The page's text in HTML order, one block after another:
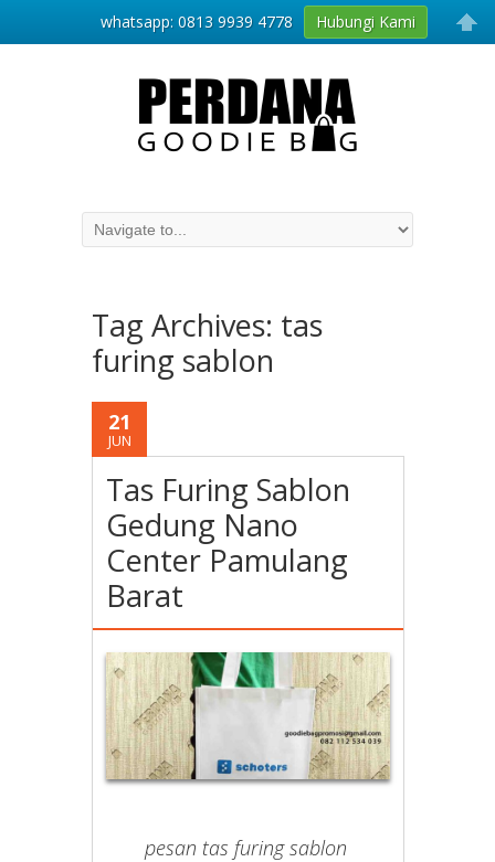
Tag Archives: tas
furing sablon
21
JUN
Tas Furing Sablon
Gedung Nano
Center Pamulang
Barat
pesan tas furing sablon
whatsapp: 0813 9939 4778 Hubungi Kami